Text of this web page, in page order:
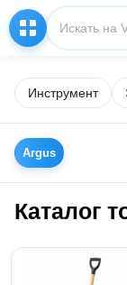
Инструмент
Argus
Каталог